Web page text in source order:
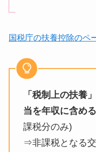
国税庁の扶養控除のペ
「税制上の扶養
当を年収に含め
課税分のみ)
⇒非課税となる